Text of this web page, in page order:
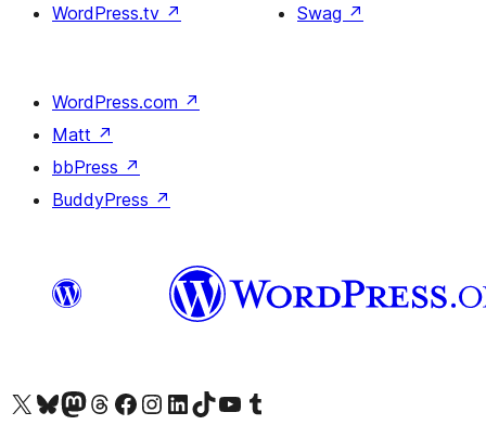
WordPress.tv ↗
Swag ↗
WordPress.com ↗
Matt ↗
bbPress ↗
BuddyPress ↗
查看我們的 X (之前的 Twitter) 帳號造訪我們的 Bluesky 帳號造訪我們的 Mastodon 帳號造訪我們的 Threads 帳號 造訪我們的 Facebook 粉絲專頁Visit our Instagram account
Visit our LinkedIn account
造訪我們的 TikTok 帳號Visit our YouTube channel
造訪我們的 Tumblr 帳號